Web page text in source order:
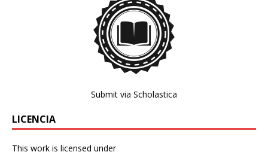
Submit via Scholastica
LICENCIA
This work is licensed under